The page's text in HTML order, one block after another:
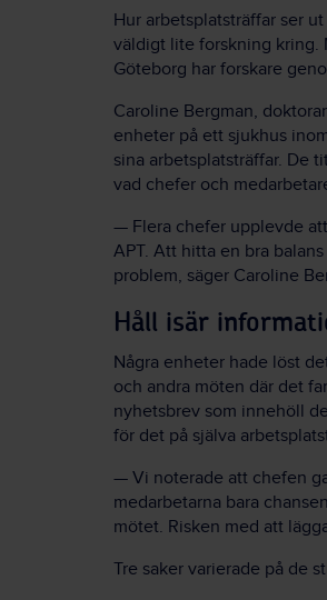
Hur arbetsplatsträffar ser
väldigt lite forskning kring.
Göteborg har forskare
Caroline Bergman,
enheter på ett sjukhus
sina arbetsplatsträffar. De
vad chefer och
— Flera chefer upplevde
APT. Att hitta en bra
problem, säger Caroline
Håll isär
Några enheter hade löst
och andra möten där det
nyhetsbrev som innehöll
för det på själva
— Vi noterade att chefen
medarbetarna bara
mötet. Risken med att
Tre saker varierade på de